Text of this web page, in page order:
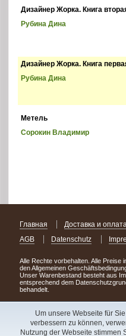
Um unsere Webseite für
verbessern zu können,
Nutzung der Webseite stimmen
Дизайнер Жорка. Книга
Рубина Дина
Дизайнер Жорка. Книга
Рубина Дина
Метель
Сорокин Владимир
Главная Доставка и оплата
AGB
Datenschutz
Alle Rechte vorbehalten. Alle Preise
den Allgemeinen
Unser Warenbestand besteht aus
entsprechend dem
behandelt.
Сделав заказ сегодня, уже
НОВИНКИ из Германии! Удачного
Copyright 2003 - 2023 © Express-